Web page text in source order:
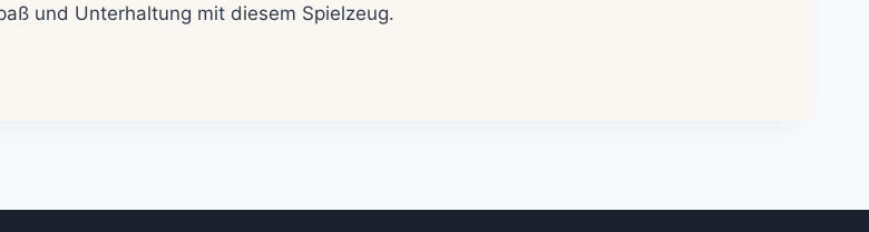
und Unterhaltung mit diesem Spielzeug.